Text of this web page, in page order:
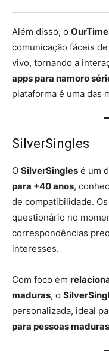
Além disso, o OurTime
comunicação fáceis
vivo, tornando a
apps para namoro
plataforma é uma das
SilverSingles
O SilverSingles é um
para +40 anos,
de compatibilidade.
questionário no
correspondências
interesses.
Com foco em
maduras, o
personalizada, ideal
para pessoas